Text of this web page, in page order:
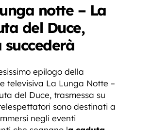
notte – La
del Duce,
succederà
epilogo della
televisiva La Lunga Notte –
del Duce, trasmessa su
sono destinati a
negli eventi